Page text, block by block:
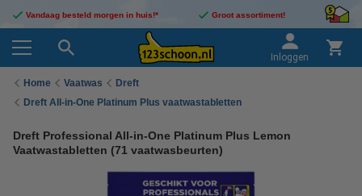
Vandaag besteld morgen in huis!* Groot assortiment!
Inloggen
Home Vaatwas
Dreft
Dreft All-in-One Platinum Plus vaatwastabletten
Dreft Professional All-in-One Platinum Plus Lemon
Vaatwastabletten (71 vaatwasbeurten)